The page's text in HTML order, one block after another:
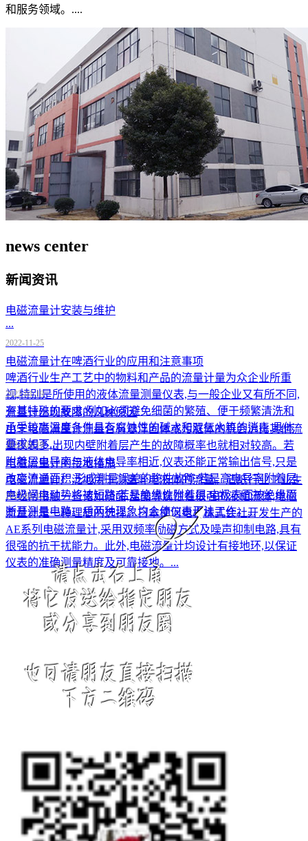
和服务领域。....
news center
新闻资讯
电磁流量计安装与维护
...
2022-11-25
电磁流量计在啤酒行业的应用和注意事项
​啤酒行业生产工艺中的物料和产品的流量计量为众企业所重
视,特别是所使用的液体流量测量仪表,与一般企业又有所不同,
有其特殊的要求,例如必须避免细菌的繁殖、便于频繁清洗和
承受较高温度条件具有腐蚀性的碱水和双氧水等的消毒,具体
要求如下...
2022-01-19
流量计出现故障的几种原因
由于电磁流量计测量含有悬浮固体或污脏体的机会远比其他流
量仪表多,出现内壁附着层产生的故障概率也就相对较高。若
附着层电导率与液体电导率相近,仪表还能正常输出信号,只是
改变流通面积,形成测量误差的隐性故障;若是高电导率附着层,
电极间电动势将被短路;若是绝缘性附着层,电极表面被绝缘而
断开测量电路。后两种现象均会使仪表无法工作。...
2022-01-19
电磁流量计的接地措施
电磁流量计广泛地用于测量导电液体的流量。造纸行业工业生
产经常接触一些诸如硫酸,盐酸等腐蚀性很强的液相流体,电磁
流量计是一种理想的选择。日本横河电机株式会社开发生产的
AE系列电磁流量计,采用双频率励磁方式及噪声抑制电路,具有
很强的抗干扰能力。此外,电磁流量计均设计有接地环,以保证
仪表的准确测量精度及可靠接地。...
2022-01-12